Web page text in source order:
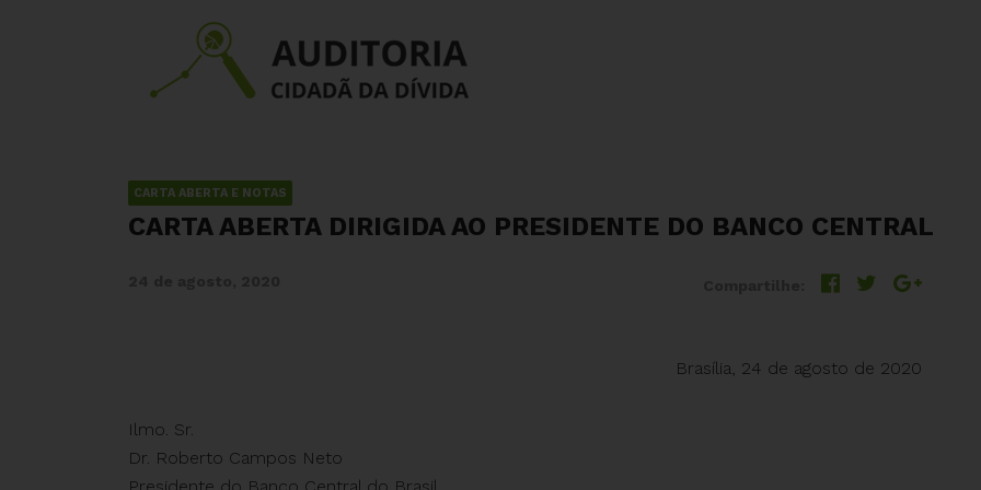
CARTA ABERTA E NOTAS
CARTA ABERTA DIRIGIDA AO PRESIDENTE DO BANCO CENTRAL
Brasília, 24 de agosto de 2020
Ilmo. Sr.
Dr. Roberto Campos Neto